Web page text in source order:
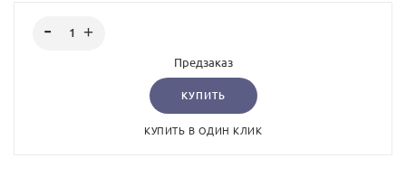
Предзаказ
КУПИТЬ
КУПИТЬ В ОДИН КЛИК